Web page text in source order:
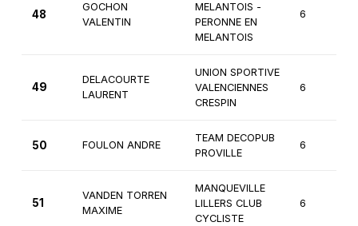
48
GOCHON
VALENTIN
MELANTOIS -
PERONNE EN
MELANTOIS
6
49
DELACOURTE
LAURENT
UNION SPORTIVE
VALENCIENNES
CRESPIN
6
50 FOULON ANDRE
TEAM DECOPUB
PROVILLE
6
51
VANDEN TORREN
MAXIME
MANQUEVILLE
LILLERS CLUB
CYCLISTE
6